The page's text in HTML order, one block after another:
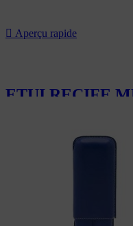
 Aperçu rapide
ETUI RECIFE